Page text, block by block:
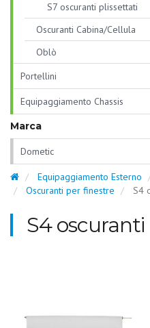
S7 oscuranti plissettati
Oscuranti Cabina/Cellula
Oblò
Portellini
Equipaggiamento Chassis
Marca
Dometic
Equipaggiamento Esterno
Oscuranti per finestre
S4
S4 oscuranti